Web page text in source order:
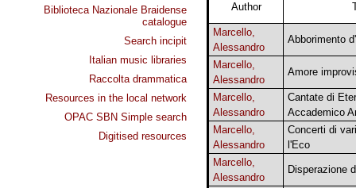
Biblioteca Nazionale Braidense
catalogue
Search incipit
Italian music libraries
Raccolta drammatica
Resources in the local network
OPAC SBN Simple search
Digitised resources
Author
Marcello,
Alessandro
Abborimento
Marcello,
Alessandro
Amore
Marcello,
Alessandro
Cantate di
Accademico
Marcello,
Alessandro
Concerti di
l'Eco
Marcello,
Alessandro
Disperazione